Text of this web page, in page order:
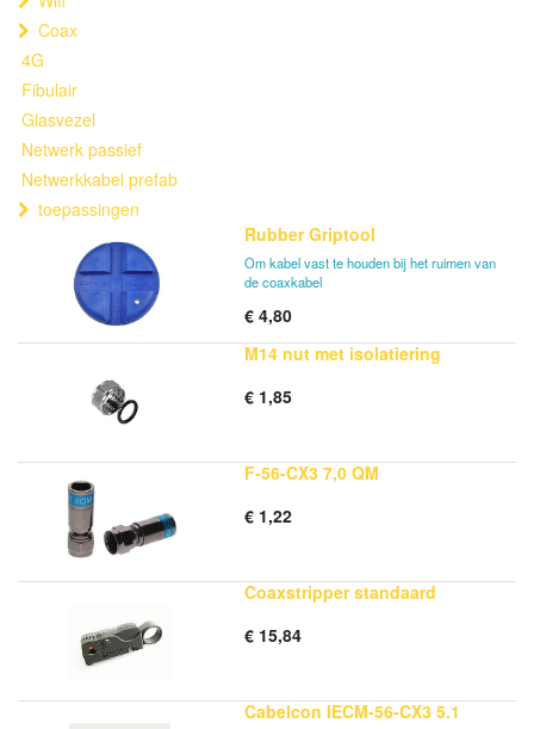
Coax
4G
Fibulair
Glasvezel
Netwerk passief
Netwerkkabel prefab
toepassingen
Rubber Griptool
Om kabel vast te houden bij het ruimen van
de coaxkabel
€ 4,80
M14 nut met isolatiering
€ 1,85
F-56-CX3 7,0 QM
€ 1,22
Coaxstripper standaard
€ 15,84
Cabelcon IECM-56-CX3 5.1